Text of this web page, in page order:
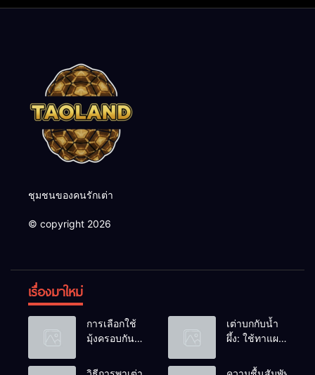
ชุมชนของคนรักเต่า
© copyright 2026
เรื่องมาใหม่
การเลือกใช้
มุ้งครอบกัน
วางไข่ในคอก
เต่าบกกับน้ำ
ผึ้ง: ใช้ทาแผล
ดื่มได้ไหม?